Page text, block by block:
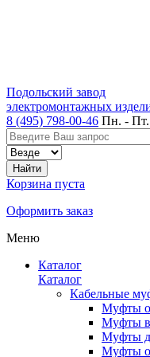
Подольский завод
электромонтажных
8 (495) 798-00-46 Пн. - Пт.
Корзина пуста
Оформить заказ
Меню
Каталог
Каталог
Кабельные
Муфты
Муфты в
Муфты
Муфты